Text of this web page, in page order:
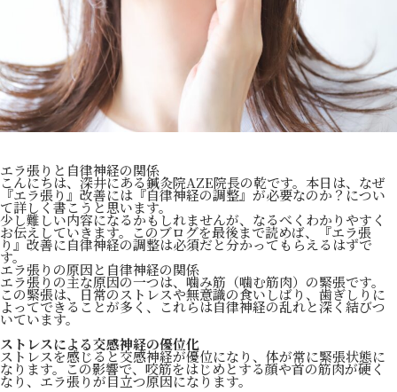
エラ張りと自律神経の関係
こんにちは、深井にある鍼灸院AZE院長の乾です。本日は、なぜ
『エラ張り』改善には『自律神経の調整』が必要なのか？につい
て詳しく書こうと思います。
少し難しい内容になるかもしれませんが、なるべくわかりやすく
お伝えしていきます。このブログを最後まで読めば、『エラ張
り』改善に自律神経の調整は必須だと分かってもらえるはずで
す。
エラ張りの原因と自律神経の関係
エラ張りの主な原因の一つは、噛み筋（噛む筋肉）の緊張です。
この緊張は、日常のストレスや無意識の食いしばり、歯ぎしりに
よってできることが多く、これらは自律神経の乱れと深く結びつ
いています。
ストレスによる交感神経の優位化
ストレスを感じると交感神経が優位になり、体が常に緊張状態に
なります。この影響で、咬筋をはじめとする顔や首の筋肉が硬く
なり、エラ張りが目立つ原因になります。